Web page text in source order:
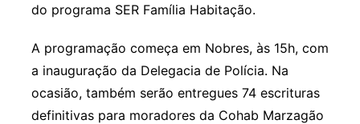
do programa SER Família Habitação.
A programação começa em Nobres, às 15h, com
a inauguração da Delegacia de Polícia. Na
ocasião, também serão entregues 74 escrituras
definitivas para moradores da Cohab Marzagão